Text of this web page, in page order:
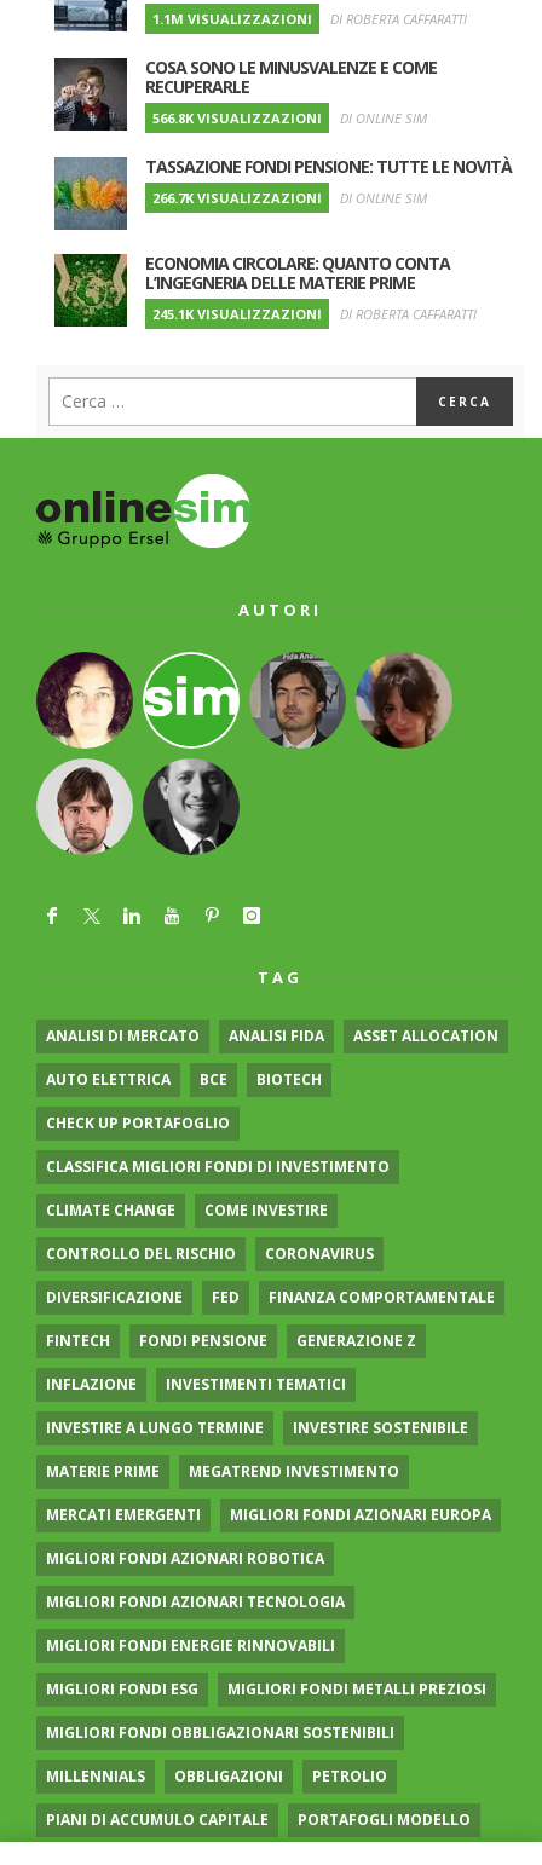
1.1M VISUALIZZAZIONI DI ROBERTA CAFFARATTI
COSA SONO LE MINUSVALENZE E COME
RECUPERARLE
566.8K VISUALIZZAZIONI DI ONLINE SIM
TASSAZIONE FONDI PENSIONE: TUTTE LE NOVITÀ
266.7K VISUALIZZAZIONI DI ONLINE SIM
ECONOMIA CIRCOLARE: QUANTO CONTA
L’INGEGNERIA DELLE MATERIE PRIME
245.1K VISUALIZZAZIONI DI ROBERTA CAFFARATTI
AUTORI
TAG
ANALISI DI MERCATO ANALISI FIDA ASSET ALLOCATION
AUTO ELETTRICA BCE BIOTECH
CHECK UP PORTAFOGLIO
CLASSIFICA MIGLIORI FONDI DI INVESTIMENTO
CLIMATE CHANGE COME INVESTIRE
CONTROLLO DEL RISCHIO CORONAVIRUS
DIVERSIFICAZIONE FED FINANZA COMPORTAMENTALE
FINTECH FONDI PENSIONE GENERAZIONE Z
INFLAZIONE INVESTIMENTI TEMATICI
INVESTIRE A LUNGO TERMINE INVESTIRE SOSTENIBILE
MATERIE PRIME MEGATREND INVESTIMENTO
MERCATI EMERGENTI MIGLIORI FONDI AZIONARI EUROPA
MIGLIORI FONDI AZIONARI ROBOTICA
MIGLIORI FONDI AZIONARI TECNOLOGIA
MIGLIORI FONDI ENERGIE RINNOVABILI
MIGLIORI FONDI ESG MIGLIORI FONDI METALLI PREZIOSI
MIGLIORI FONDI OBBLIGAZIONARI SOSTENIBILI
MILLENNIALS OBBLIGAZIONI PETROLIO
PIANI DI ACCUMULO CAPITALE PORTAFOGLI MODELLO